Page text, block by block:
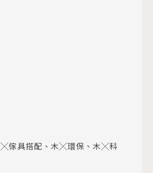
傢具搭配、木╳環保、木╳科